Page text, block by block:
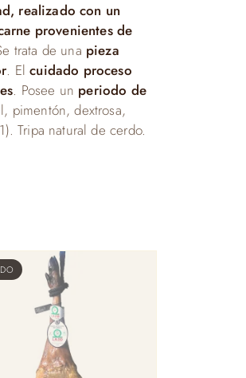
realizado con un
provenientes de
trata de una pieza
. Elcuidado proceso
. Posee un periodo de
pimentón, dextrosa,
Tripa natural de cerdo.